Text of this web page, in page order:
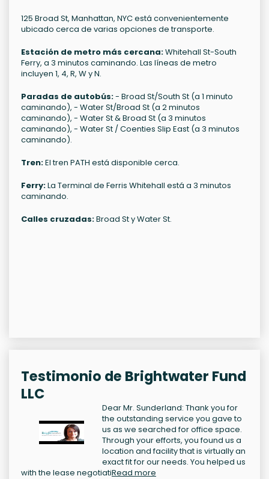
125 Broad St, Manhattan, NYC está convenientemente
ubicado cerca de varias opciones de transporte.
Estación de metro más cercana:Whitehall St-South
Ferry, a 3 minutos caminando. Las líneas de metro
incluyen 1, 4, R, W y N.
Paradas de autobús:- Broad St/South St (a 1 minuto
caminando), - Water St/Broad St (a 2 minutos
caminando), - Water St & Broad St (a 3 minutos
caminando), - Water St / Coenties Slip East (a 3 minutos
caminando).
Tren:El tren PATH está disponible cerca.
Ferry:La Terminal de Ferris Whitehall está a 3 minutos
caminando.
Calles cruzadas:Broad St y Water St.
Testimonio de Brightwater Fund
LLC
Dear Mr. Sunderland: Thank you for
the outstanding service you gave to
us as we searched for office space.
Through your efforts, you found us a
location and facility that is virtually an
exact fit for our needs. You helped us
with the lease negotiatiRead more